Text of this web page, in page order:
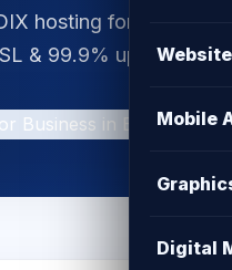
Mobile
Digital
hosting for business
& 99.9% uptime.